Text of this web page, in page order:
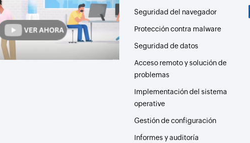
Seguridad del navegador
Protección contra malware
Seguridad de datos
Acceso remoto y solución de
problemas
Implementación del sistema
operative
Gestión de configuración
Informes y auditoría